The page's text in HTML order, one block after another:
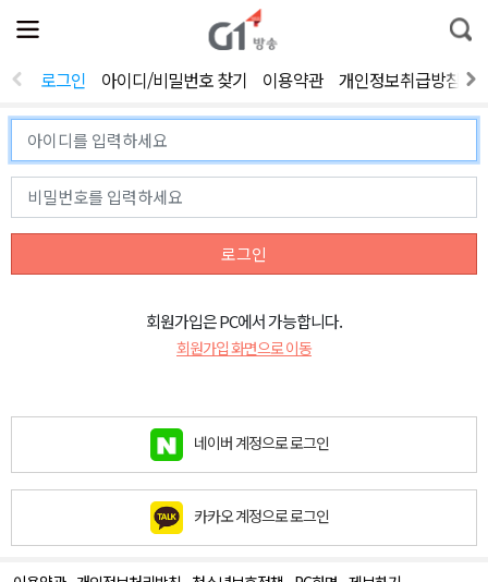
전
체
뉴
열
통
합
색
로그인 아이디/비밀번호 찾기 이용약관 개인정보취급방침
로그인
회원가입은 PC에서 가능합니다.
회원가입 화면으로 이동
네이버 계정으로 로그인
카카오 계정으로 로그인